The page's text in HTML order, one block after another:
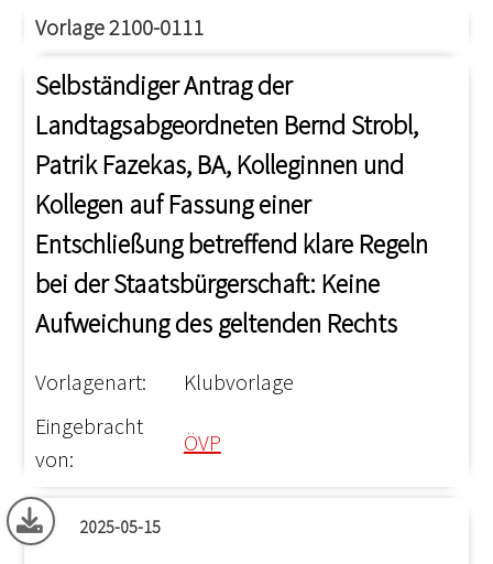
Vorlage 2100-0111
Selbständiger Antrag der
Landtagsabgeordneten Bernd Strobl,
Patrik Fazekas, BA, Kolleginnen und
Kollegen auf Fassung einer
Entschließung betreffend klare Regeln
bei der Staatsbürgerschaft: Keine
Aufweichung des geltenden Rechts
Vorlagenart:
Klubvorlage
Eingebracht
von:
ÖVP
2025-05-15